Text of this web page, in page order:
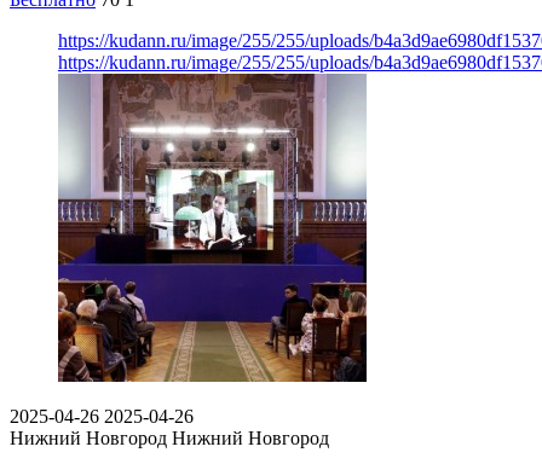
https://kudann.ru/image/255/255/uploads/
https://kudann.ru/image/255/255/uploads/
2025-04-26 2025-04-26
Нижний Новгород Нижний Новгород